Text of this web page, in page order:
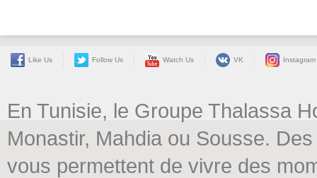
Like Us Follow Us Watch Us VK Instagram
En Tunisie, le Groupe Thalassa
Monastir, Mahdia ou Sousse.
vous permettent de vivre des